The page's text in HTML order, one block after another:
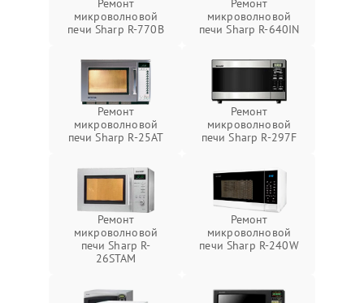
Ремонт
микроволновой
печи Sharp R-770B
Ремонт
микроволновой
печи Sharp R-640IN
Ремонт
микроволновой
печи Sharp R-25AT
Ремонт
микроволновой
печи Sharp R-297F
Ремонт
микроволновой
печи Sharp R-
26STAM
Ремонт
микроволновой
печи Sharp R-240W